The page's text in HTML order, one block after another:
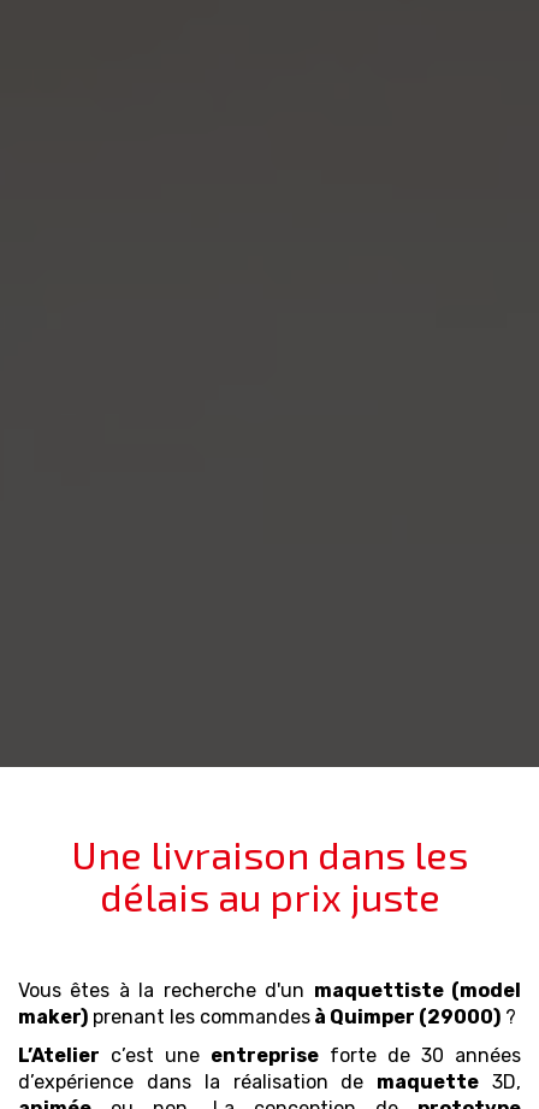
Une livraison dans les
délais au prix juste
Vous êtes à la recherche d'un maquettiste (model
maker) prenant les commandes à Quimper (29000) ?
L’Atelier c’est une entreprise forte de 30 années
d’expérience dans la réalisation de maquette 3D,